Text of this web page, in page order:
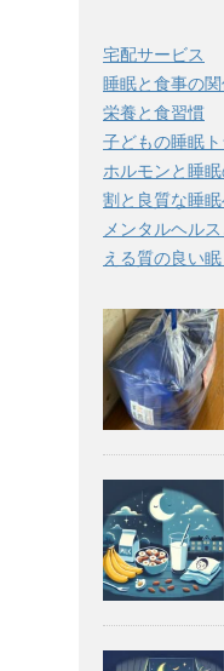
宅配サービス
睡眠と食事の
栄養と食習慣
子どもの睡眠
ホルモンと睡
割と良質な睡
メンタルヘル
える質の良い